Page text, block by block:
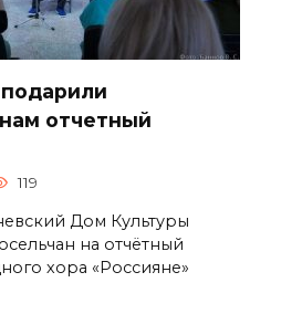
отчетный
119
Дом Культуры
на отчётный
хора «Россияне»